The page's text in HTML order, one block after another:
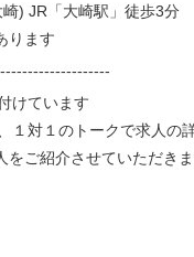
) JR「大崎駅」徒歩3分
ります
けています
１対１のトークで求人の
ご紹介させていただきま